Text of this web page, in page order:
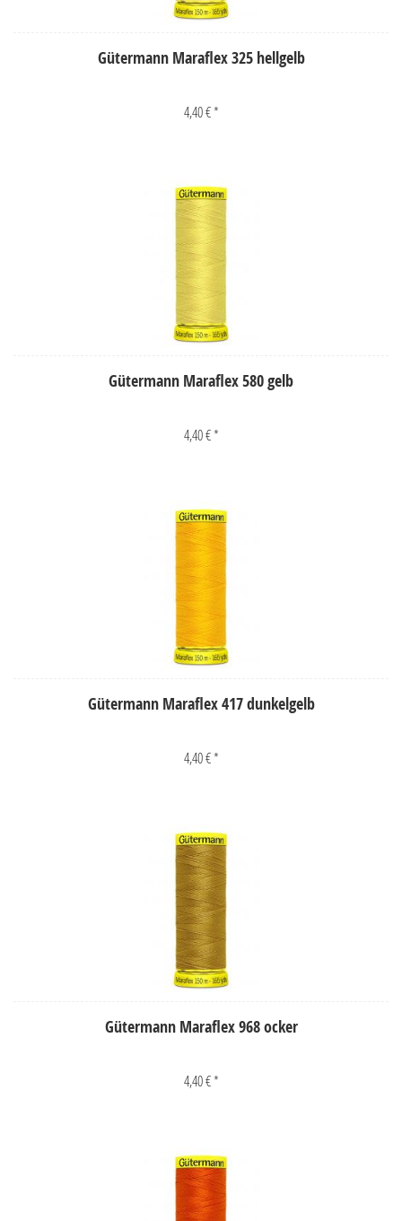
Gütermann Maraflex 325 hellgelb
4,40 € *
Gütermann Maraflex 580 gelb
4,40 € *
Gütermann Maraflex 417 dunkelgelb
4,40 € *
Gütermann Maraflex 968 ocker
4,40 € *